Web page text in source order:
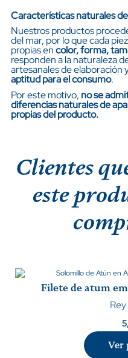
Características naturales
Nuestros productos
del mar, por lo que cada
propias encolor, forma,
responden a la naturaleza
artesanales de elaboración
aptitud para el consumo.
Por este motivo, no se
diferencias naturales de
propias del producto.
Clientes
este
Filete de atum
Ver